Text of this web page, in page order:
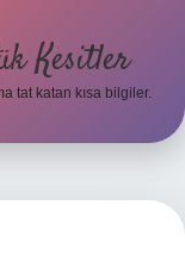
Kesitler
tat katan kısa bilgiler.